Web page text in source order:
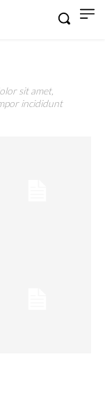
sit amet,
incididunt